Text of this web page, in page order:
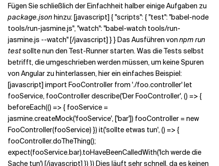
Fügen Sie schließlich der Einfachheit halber einige Aufgaben zu
package.json hinzu: [javascript] { "scripts": { "test": "babel-node
tools/run-jasmine.js", "watch": "babel-watch tools/run-
jasmine.js --watch" [/javascript] } } Das Ausführen vonnpm run
testsollte nun den Test-Runner starten. Was die Tests selbst
betrifft, die umgeschrieben werden müssen, um keine Spuren
von Angular zu hinterlassen, hier ein einfaches Beispiel:
[javascript] import FooController from './foo.controller' let
fooService, fooController describe('Der FooController', () => {
beforeEach(() => { fooService =
jasmine.createMock('fooService', ['bar']) fooController = new
FooController(fooService) }) it('sollte etwas tun', () => {
fooController.doTheThing();
expect(fooService.bar).toHaveBeenCalledWith('Ich werde die
Sache tun') [/javascript] }) }) Dies läuft sehr schnell, da es keinen